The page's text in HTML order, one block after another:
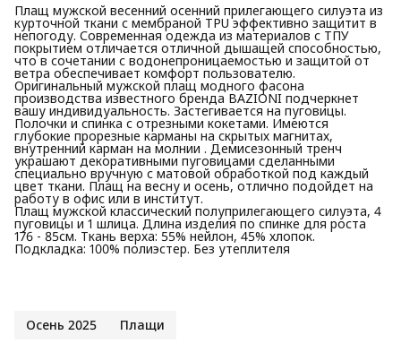
Плащ мужской весенний осенний прилегающего силуэта из
курточной ткани с мембраной TPU эффективно защитит в
непогоду. Современная одежда из материалов с ТПУ
покрытием отличается отличной дышащей способностью,
что в сочетании с водонепроницаемостью и защитой от
ветра обеспечивает комфорт пользователю.
Оригинальный мужской плащ модного фасона
производства известного бренда BAZIONI подчеркнет
вашу индивидуальность. Застегивается на пуговицы.
Полочки и спинка с отрезными кокетами. Имеются
глубокие прорезные карманы на скрытых магнитах,
внутренний карман на молнии . Демисезонный тренч
украшают декоративными пуговицами сделанными
специально вручную с матовой обработкой под каждый
цвет ткани. Плащ на весну и осень, отлично подойдет на
работу в офис или в институт.
Плащ мужской классический полуприлегающего силуэта, 4
пуговицы и 1 шлица. Длина изделия по спинке для роста
176 - 85см. Ткань верха: 55% нейлон, 45% хлопок.
Подкладка: 100% полиэстер. Без утеплителя
Осень 2025 Плащи